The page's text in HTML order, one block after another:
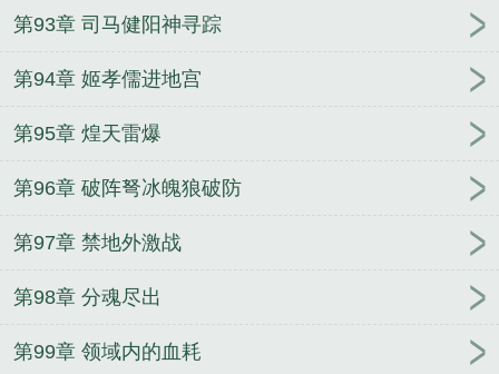
第93章 司马健阳神寻踪
第94章 姬孝儒进地宫
第95章 煌天雷爆
第96章 破阵弩冰魄狼破防
第97章 禁地外激战
第98章 分魂尽出
第99章 领域内的血耗